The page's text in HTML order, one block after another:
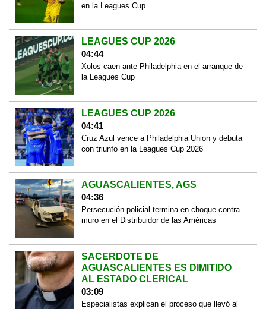
en la Leagues Cup
LEAGUES CUP 2026
04:44
Xolos caen ante Philadelphia en el arranque de
la Leagues Cup
LEAGUES CUP 2026
04:41
Cruz Azul vence a Philadelphia Union y debuta
con triunfo en la Leagues Cup 2026
AGUASCALIENTES, AGS
04:36
Persecución policial termina en choque contra
muro en el Distribuidor de las Américas
SACERDOTE DE
AGUASCALIENTES ES DIMITIDO
AL ESTADO CLERICAL
03:09
Especialistas explican el proceso que llevó al